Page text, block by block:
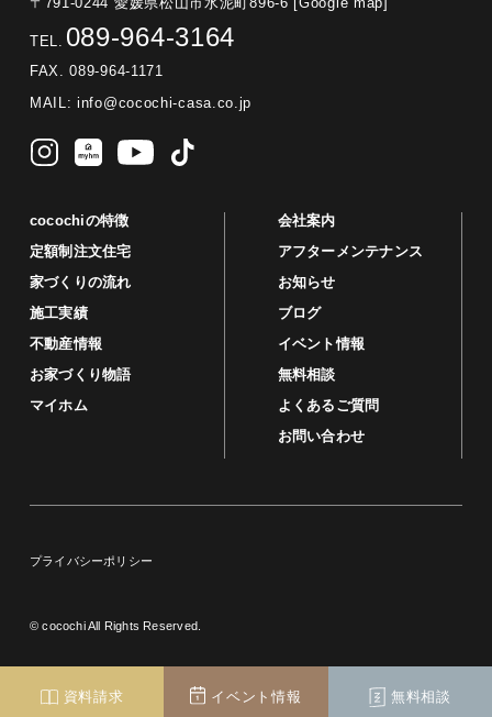
〒791-0244 愛媛県松山市水泥町896-6
[Google map]
TEL. 089-964-3164
FAX. 089-964-1171
MAIL: info@cocochi-casa.co.jp
cocochiの特徴
定額制注文住宅
家づくりの流れ
施工実績
不動産情報
お家づくり物語
マイホム
会社案内
アフターメンテナンス
お知らせ
ブログ
イベント情報
無料相談
よくあるご質問
お問い合わせ
プライバシーポリシー
© cocochi All Rights Reserved.
資料請求 イベント情報 無料相談